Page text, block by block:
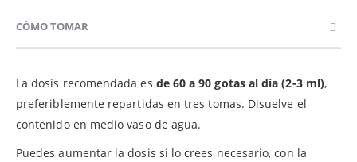
CÓMO TOMAR
La dosis recomendada es de 60 a 90 gotas al día (2-3 ml),
preferiblemente repartidas en tres tomas. Disuelve el
contenido en medio vaso de agua.
Puedes aumentar la dosis si lo crees necesario, con la